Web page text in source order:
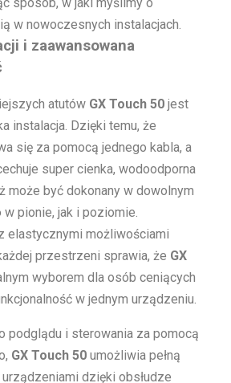
w nowoczesnych instalacjach.
i zaawansowana
atutów GX Touch 50 jest
instalacja. Dzięki temu, że
się za pomocą jednego kabla, a
super cienka, wodoodporna
może być dokonany w dowolnym
pionie, jak i poziomie.
elastycznymi możliwościami
przestrzeni sprawia, że GX
wyborem dla osób ceniących
w jednym urządzeniu.
podglądu i sterowania za pomocą
GX Touch 50 umożliwia pełną
dzięki obsłudze